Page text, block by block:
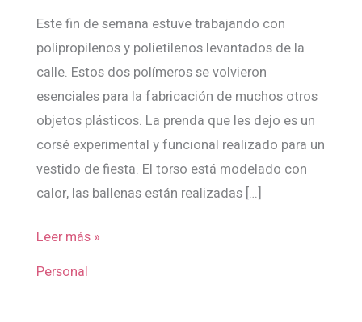
Este fin de semana estuve trabajando con
polipropilenos y polietilenos levantados de la
calle. Estos dos polímeros se volvieron
esenciales para la fabricación de muchos otros
objetos plásticos. La prenda que les dejo es un
corsé experimental y funcional realizado para un
vestido de fiesta. El torso está modelado con
calor, las ballenas están realizadas […]
Leer más »
Personal